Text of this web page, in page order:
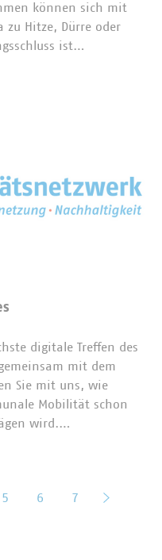
können sich mit
zu Hitze, Dürre oder
ist…
digitale Treffen des
mit dem
Sie mit uns, wie
Mobilität schon
wird.…
5 6 7